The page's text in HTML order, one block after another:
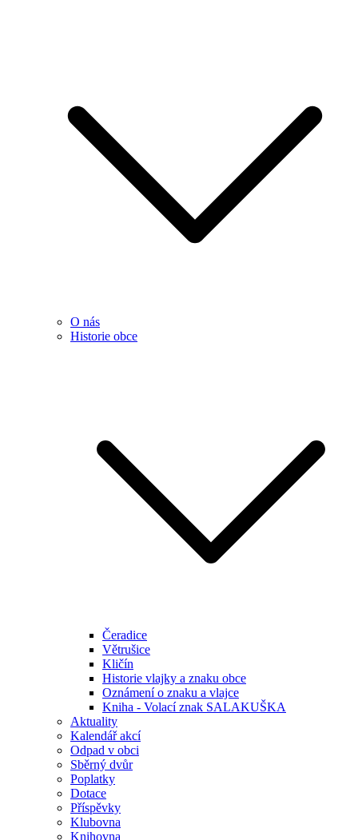
O nás
Historie obce
Čeradice
Větrušice
Kličín
Historie vlajky a znaku obce
Oznámení o znaku a vlajce
Kniha - Volací znak SALAKUŠKA
Aktuality
Kalendář akcí
Odpad v obci
Sběrný dvůr
Poplatky
Dotace
Příspěvky
Klubovna
Knihovna